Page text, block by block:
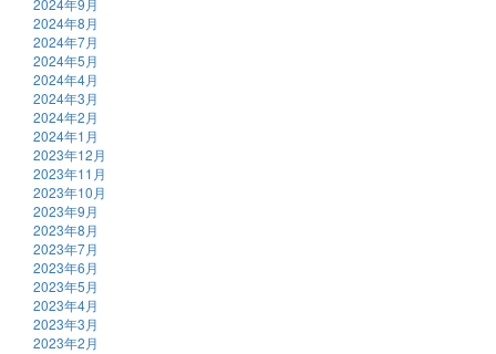
2024年9月
2024年8月
2024年7月
2024年5月
2024年4月
2024年3月
2024年2月
2024年1月
2023年12月
2023年11月
2023年10月
2023年9月
2023年8月
2023年7月
2023年6月
2023年5月
2023年4月
2023年3月
2023年2月